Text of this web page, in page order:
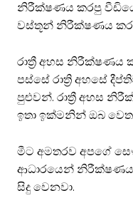
නිරීක්ෂණය කරපු
වස්තූන් නිරීක්ෂණය
රාත්‍රී අහස
පස්සේ රාත්‍රි අහසේ
පුළුවන්. රාත්‍රී අහස
ඉතා ඉක්මනින් ඔබ
මීට අමතරව අපගේ
ආධාරයෙන් නිරීක්ෂණය
සිදු වෙනවා.